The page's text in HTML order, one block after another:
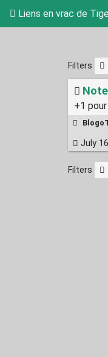
Liens en vrac de
Filters
+1
July
Filters